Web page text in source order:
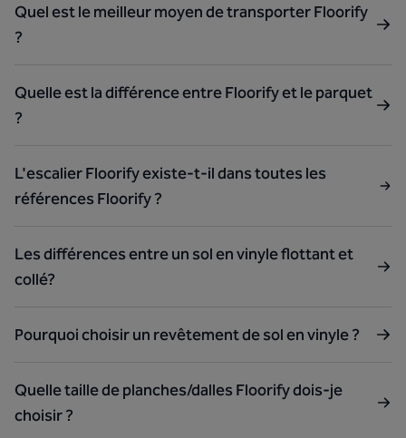
Quel est le meilleur moyen de transporter Floorify
?
Quelle est la différence entre Floorify et le parquet
?
L'escalier Floorify existe-t-il dans toutes les
références Floorify ?
Les différences entre un sol en vinyle flottant et
collé?
Pourquoi choisir un revêtement de sol en vinyle ?
Quelle taille de planches/dalles Floorify dois-je
choisir ?